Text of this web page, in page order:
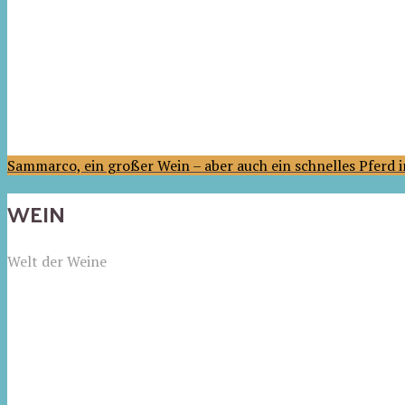
Sammarco, ein großer Wein – aber auch ein schnelles Pferd
WEIN
Welt der Weine